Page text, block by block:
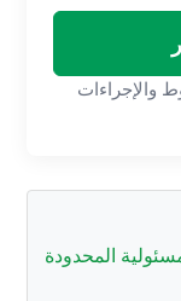
والإجراءات
المحدودة